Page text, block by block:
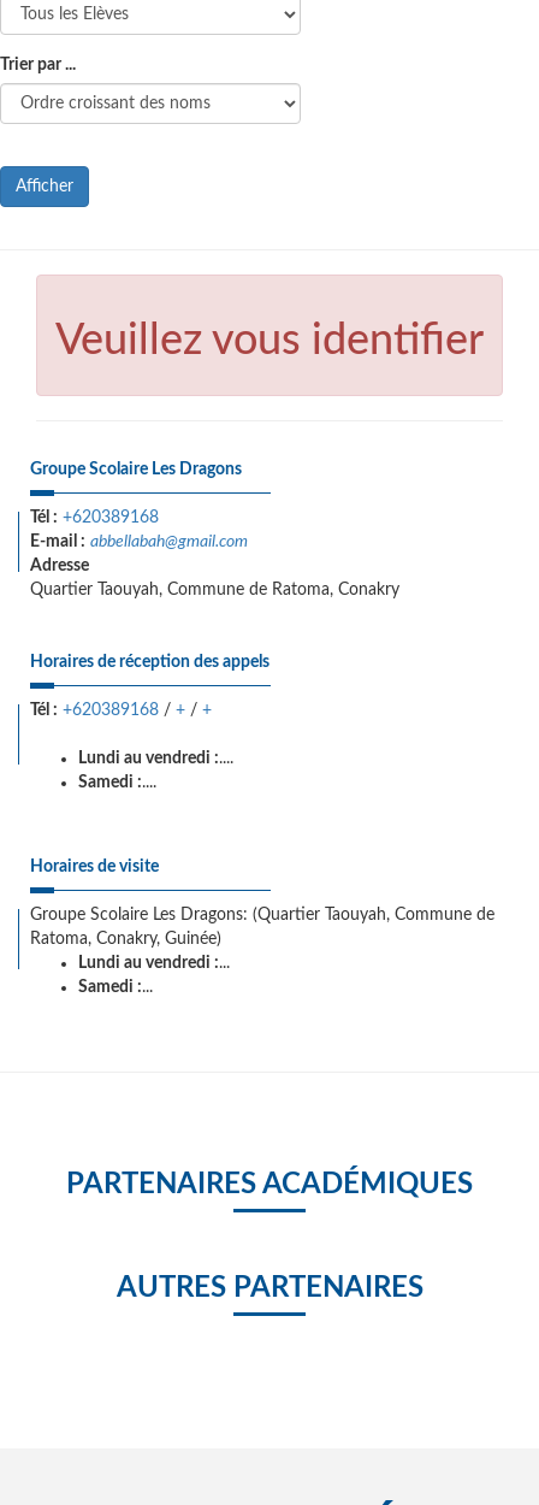
Trier par ...
Afficher
Veuillez vous identifier
Groupe Scolaire Les Dragons
Tél : +620389168
E-mail : abbellabah@gmail.com
Adresse
Quartier Taouyah, Commune de Ratoma, Conakry
Horaires de réception des appels
Tél : +620389168 / + / +
Lundi au vendredi :....
Samedi :....
Horaires de visite
Groupe Scolaire Les Dragons: (Quartier Taouyah, Commune de
Ratoma, Conakry, Guinée)
Lundi au vendredi :...
Samedi :...
PARTENAIRES ACADÉMIQUES
AUTRES PARTENAIRES